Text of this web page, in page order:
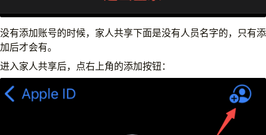
没有添加账号的时候，家人共享下面是没有人员名字的，只有添
加后才会有。
进入家人共享后，点右上角的添加按钮：